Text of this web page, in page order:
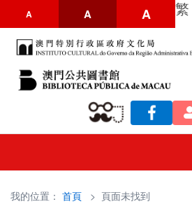
A A A 繁
我的位置： 首頁 > 頁面未找到